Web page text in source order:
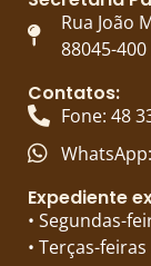
Rua João
88045-
Contatos:
Fone: 48
Expediente
• Segundas-
• Terças-